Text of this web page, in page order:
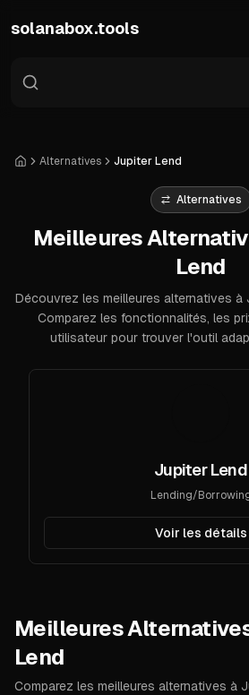
solanabox.tools
AccueilAlternatives Jupiter Lend
Alternatives
Meilleures
Lend
Découvrez les meilleures alternatives à
Comparez les fonctionnalités, les
utilisateur pour trouver l'outil
Jupiter Lend
Lending/
Voir les détails
Meilleures
Lend
Comparez les meilleures alternatives à